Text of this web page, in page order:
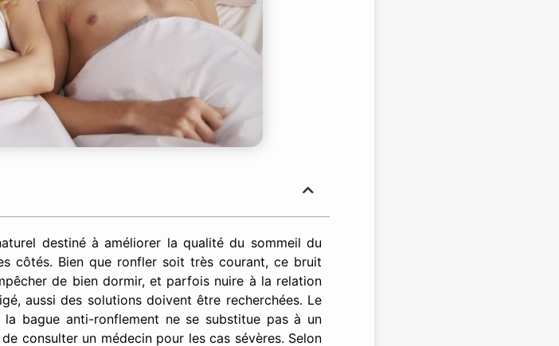
destiné à améliorer la qualité du sommeil du
côtés. Bien que ronfler soit très courant, ce bruit
de bien dormir, et parfois nuire à la relation
aussi des solutions doivent être recherchées. Le
bague anti-ronflement ne se substitue pas à un
consulter un médecin pour les cas sévères. Selon